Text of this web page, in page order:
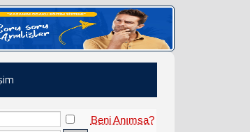
Beni Anımsa?